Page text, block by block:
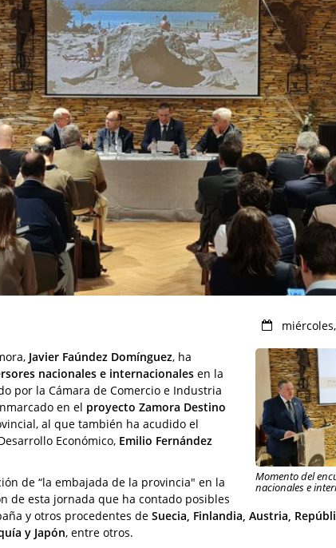
Momento del
nacionales e
Javier Faúndez Domínguez, ha
nacionales e internacionales en la
por la Cámara de Comercio e Industria
en el proyecto Zamora Destino
al que también ha acudido el
Económico, Emilio Fernández
de “la embajada de la provincia" en la
de esta jornada que ha contado posibles
y otros procedentes de Suecia, Finlandia, Austria,
y Japón, entre otros.